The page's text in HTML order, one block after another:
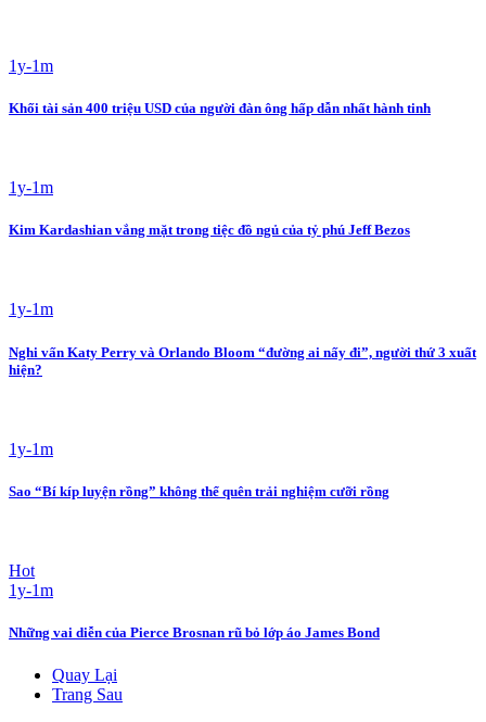
1y-1m
Khối tài sản 400 triệu USD của người đàn ông hấp dẫn nhất hành tinh
1y-1m
Kim Kardashian vắng mặt trong tiệc đồ ngủ của tỷ phú Jeff Bezos
1y-1m
Nghi vấn Katy Perry và Orlando Bloom “đường ai nấy đi”, người thứ 3 xuất
hiện?
1y-1m
Sao “Bí kíp luyện rồng” không thể quên trải nghiệm cưỡi rồng
Hot
1y-1m
Những vai diễn của Pierce Brosnan rũ bỏ lớp áo James Bond
Quay Lại
Trang Sau